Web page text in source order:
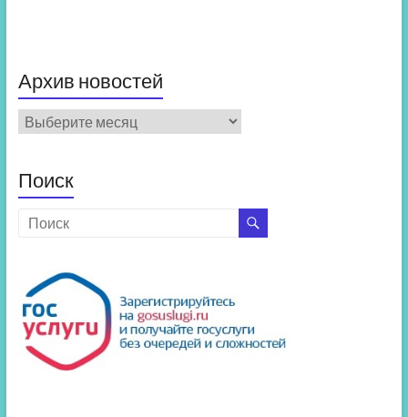
Архив новостей
Архив
новостей
Поиск